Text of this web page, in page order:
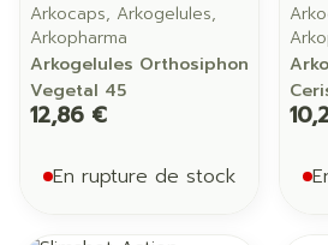
Arkocaps, Arkogelules,
Arkopharma
Arkogelules Orthosiphon
Vegetal 45
12,86 €
En rupture de stock